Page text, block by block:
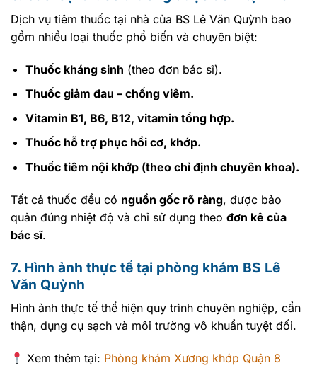
Dịch vụ tiêm thuốc tại nhà của BS Lê Văn Quỳnh bao
gồm nhiều loại thuốc phổ biến và chuyên biệt:
Thuốc kháng sinh (theo đơn bác sĩ).
Thuốc giảm đau – chống viêm.
Vitamin B1, B6, B12, vitamin tổng hợp.
Thuốc hỗ trợ phục hồi cơ, khớp.
Thuốc tiêm nội khớp (theo chỉ định chuyên khoa).
Tất cả thuốc đều có nguồn gốc rõ ràng, được bảo
quản đúng nhiệt độ và chỉ sử dụng theo đơn kê của
bác sĩ.
7. Hình ảnh thực tế tại phòng khám BS Lê
Văn Quỳnh
Hình ảnh thực tế thể hiện quy trình chuyên nghiệp, cẩn
thận, dụng cụ sạch và môi trường vô khuẩn tuyệt đối.
Xem thêm tại: Phòng khám Xương khớp Quận 8